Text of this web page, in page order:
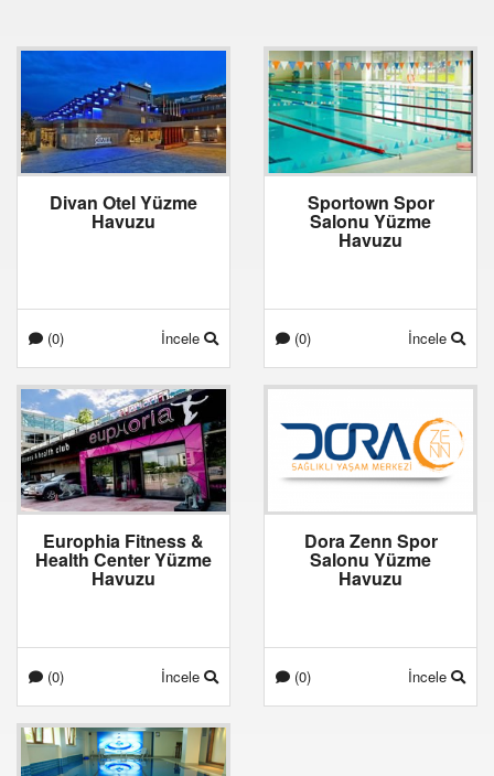
Divan Otel Yüzme
Havuzu
(0) İncele
Sportown Spor
Salonu Yüzme
Havuzu
(0) İncele
Europhia Fitness &
Health Center Yüzme
Havuzu
(0) İncele
Dora Zenn Spor
Salonu Yüzme
Havuzu
(0) İncele